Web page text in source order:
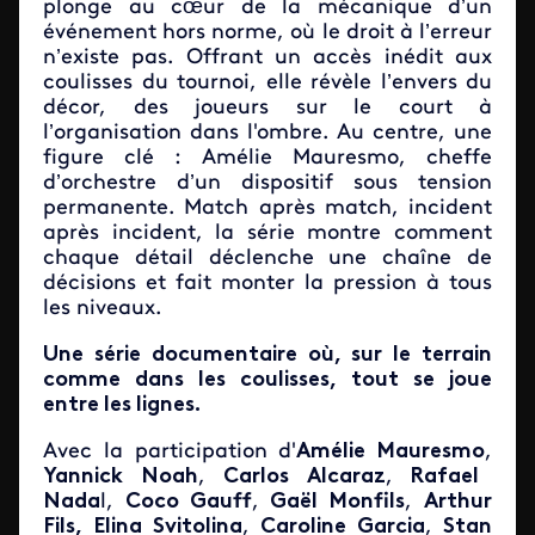
plonge au cœur de la mécanique d’un
événement hors norme, où le droit à l’erreur
n’existe pas. Offrant un accès inédit aux
coulisses du tournoi, elle révèle l’envers du
décor, des joueurs sur le court à
l’organisation dans l'ombre. Au centre, une
figure clé : Amélie Mauresmo, cheffe
d’orchestre d’un dispositif sous tension
permanente. Match après match, incident
après incident, la série montre comment
chaque détail déclenche une chaîne de
décisions et fait monter la pression à tous
les niveaux.
Une série documentaire où, sur le terrain
comme dans les coulisses, tout se joue
entre les lignes.
Avec la participation d'Amélie Mauresmo,
Yannick Noah, Carlos Alcaraz, Rafael
Nadal, Coco Gauff, Gaël Monfils, Arthur
Fils, Elina Svitolina, Caroline Garcia, Stan